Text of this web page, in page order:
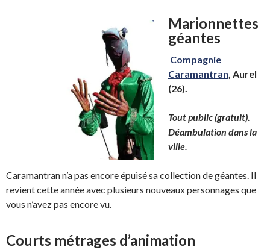
Marionnettes
géantes
Compagnie
Caramantran , Aurel
(26).
Tout public (gratuit).
Déambulation dans la
ville.
Caramantran n’a pas encore épuisé sa collection de géantes. Il
revient cette année avec plusieurs nouveaux personnages que
vous n’avez pas encore vu.
Courts métrages d’animation